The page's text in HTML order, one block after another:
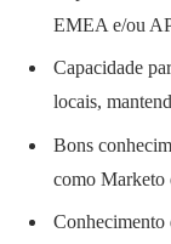
EMEA e/ou
Capacidade
locais,
Bons
como Marketo
Conhecimento